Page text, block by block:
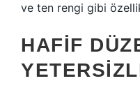
ve ten rengi gibi
HAFIF